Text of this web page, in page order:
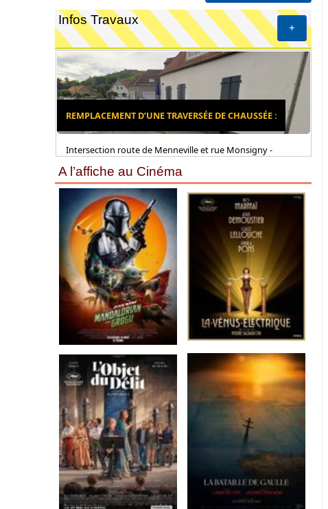
+
Infos Travaux
REMPLACEMENT D’UNE TRAVERSÉE DE CHAUSSÉE :
Intersection route de Menneville et rue Monsigny -
A l’affiche au Cinéma